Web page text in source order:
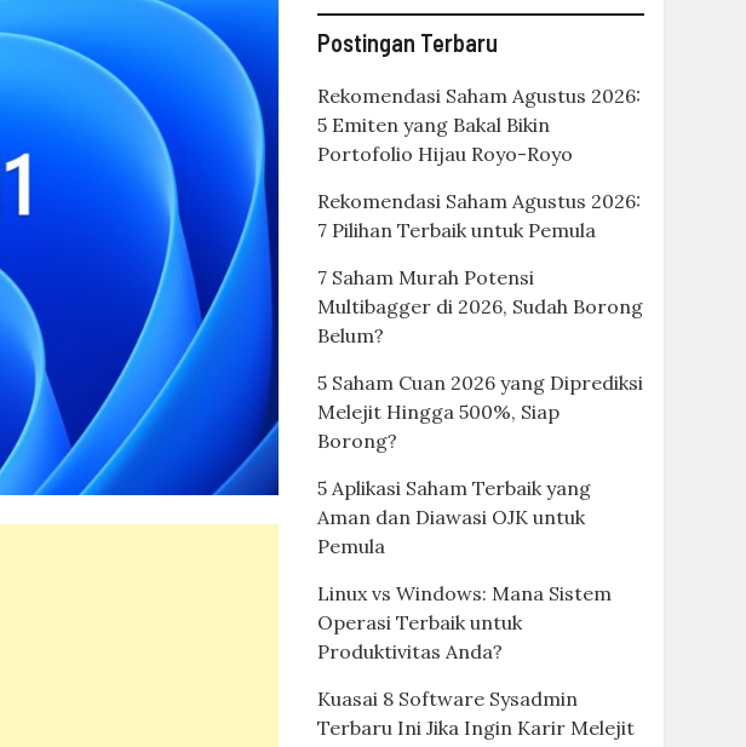
Postingan Terbaru
Rekomendasi Saham Agustus 2026:
5 Emiten yang Bakal Bikin
Portofolio Hijau Royo-Royo
Rekomendasi Saham Agustus 2026:
7 Pilihan Terbaik untuk Pemula
7 Saham Murah Potensi
Multibagger di 2026, Sudah Borong
Belum?
5 Saham Cuan 2026 yang Diprediksi
Melejit Hingga 500%, Siap
Borong?
5 Aplikasi Saham Terbaik yang
Aman dan Diawasi OJK untuk
Pemula
Linux vs Windows: Mana Sistem
Operasi Terbaik untuk
Produktivitas Anda?
Kuasai 8 Software Sysadmin
Terbaru Ini Jika Ingin Karir Melejit